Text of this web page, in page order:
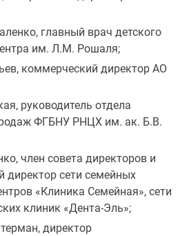
главный врач детского
им. Л.М. Рошаля;
коммерческий директор АО
руководитель отдела
ФГБНУ РНЦХ им. ак. Б.В.
член совета директоров и
директор сети семейных
«Клиника Семейная», сети
клиник «Дента-Эль»;
директор